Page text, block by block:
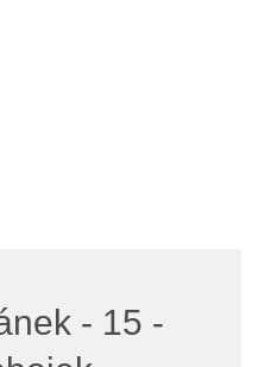
- 15 -